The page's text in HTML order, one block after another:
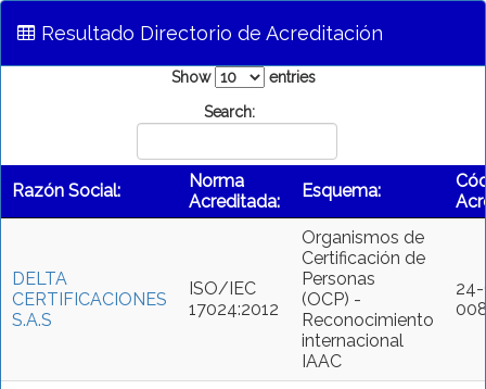
Resultado Directorio de Acreditación
Show
entries
Search:
Razón Social:
Norma
Acreditada:
Esquema:
DELTA
CERTIFICACIONES
S.A.S
ISO/IEC
17024:2012
Organismos de
Certificación de
Personas
(OCP) -
Reconocimiento
internacional
IAAC